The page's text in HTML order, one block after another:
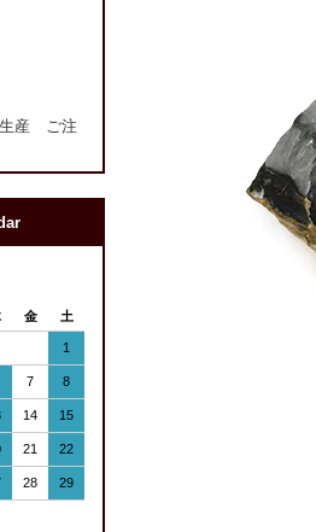
生産 ご注
金 土
1
7 8
14 15
21 22
28 29